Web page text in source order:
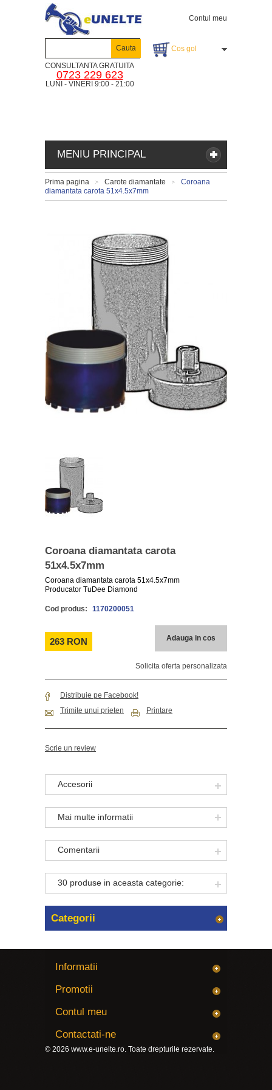
Contul meu
Cos gol
MENIU PRINCIPAL
CONSULTANTA GRATUITA
0723 229 623
LUNI - VINERI 9:00 - 21:00
Cauta
Prima pagina
>
Carote diamantate
Coroana
diamantata carota 51x4.5x7mm
Coroana diamantata carota
51x4.5x7mm
Coroana diamantata carota 51x4.5x7mm
Producator TuDee Diamond
Cod produs: 1170200051
263 RON Adauga in cos
Solicita oferta personalizata
Distribuie pe Facebook!
Trimite unui prieten
Printare
Scrie un review
Accesorii
Mai multe informatii
Comentarii
30 produse in aceasta categorie:
Categorii
Informatii
Promotii
Contul meu
Contactati-ne
© 2026 www.e-unelte.ro. Toate drepturile rezervate.